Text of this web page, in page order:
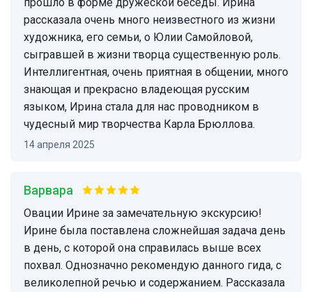
рассказала очень много неизвестного из жизни
художника, его семьи, о Юлии Самойловой,
сыгравшей в жизни творца существенную роль.
Интеллигентная, очень приятная в общении, много
знающая и прекрасно владеющая русским
языком, Ирина стала для нас проводником в
чудесный мир творчества Карла Брюллова.
14 апреля 2025
Варвара
Овации Ирине за замечательную экскурсию!
Ирине была поставлена сложнейшая задача день
в день, с которой она справилась выше всех
похвал. Однозначно рекомендую данного гида, с
великолепной речью и содержанием. Рассказала